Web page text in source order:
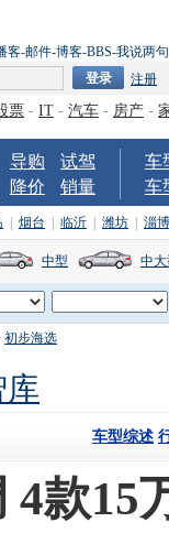
客-邮件-博客-BBS-我说两句
注册
票 - IT - 汽车 - 房产 -
导购
试驾
降价 销量
车
车
烟台 临沂 潍坊 淄博
中型 中
初步海选
库
车型综述
4款15